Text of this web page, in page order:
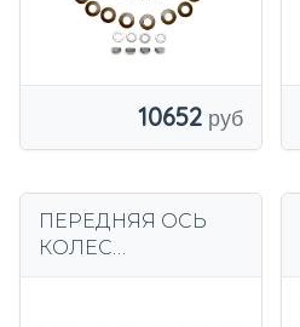
10652
ПЕРЕДНЯЯ ОСЬ
КОЛЕС